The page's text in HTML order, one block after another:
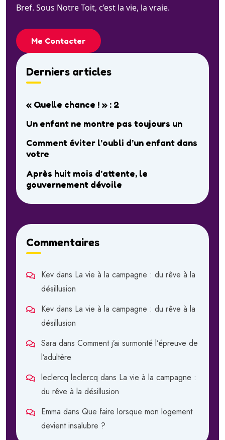
Bref. Sous Notre Toit, c’est la vie, la vraie.
Me Contacter
Derniers articles
« Quelle chance ! » : 2
Un enfant ne montre pas toujours un
Comment éviter l’oubli d’un enfant dans
votre
Après huit mois d’attente, le
gouvernement dévoile
Commentaires
Kev dans La vie à la campagne : du rêve à la
désillusion
Kev dans La vie à la campagne : du rêve à la
désillusion
Sara dans Comment j’ai surmonté l’épreuve de
l’adultère
leclercq leclercq dans La vie à la campagne :
du rêve à la désillusion
Emma dans Que faire lorsque mon logement
devient insalubre ?